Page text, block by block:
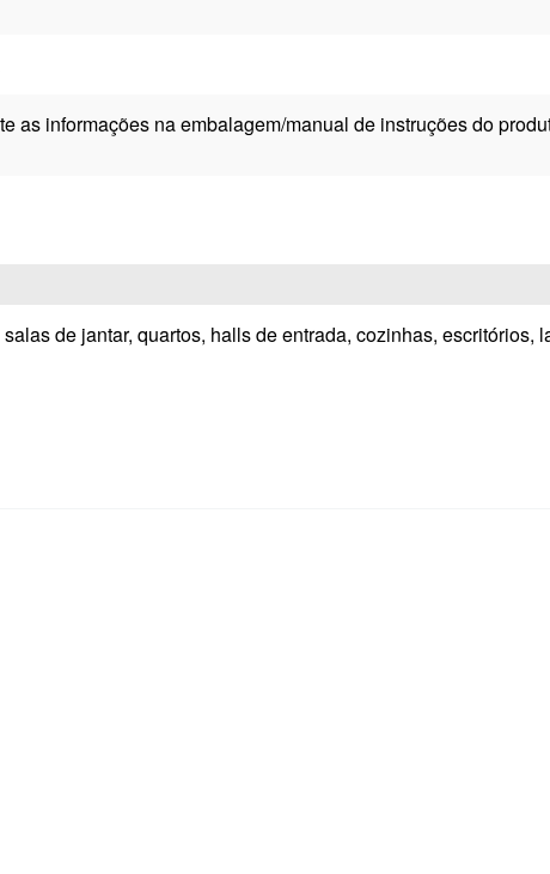
as informações na embalagem/manual de instruções do
de jantar, quartos, halls de entrada, cozinhas, escritórios,